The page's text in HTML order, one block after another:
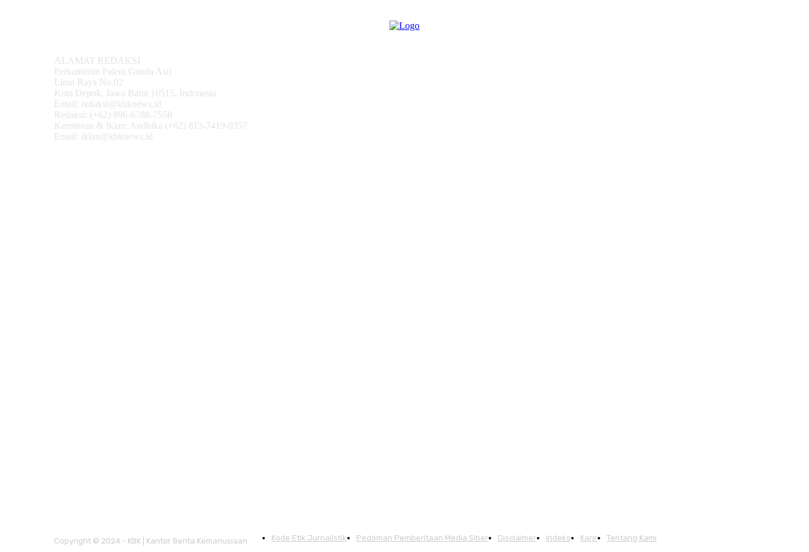
ALAMAT REDAKSI
Perkantoran Palem Ganda Asri
Limo Raya No.02
Kota Depok, Jawa Barat 16515, Indonesia
Email: redaksi@kbknews.id
Redaksi: (+62) 896-6788-7558
Kemitraan & Iklan: Andhika (+62) 813-7419-0357
Email: iklan@kbknews.id
Copyright © 2024 - KBK | Kantor Berita Kemanusiaan Kode Etik Jurnalistik Pedoman Pemberitaan Media Siber Disclaimer Indeks Karir Tentang Kami